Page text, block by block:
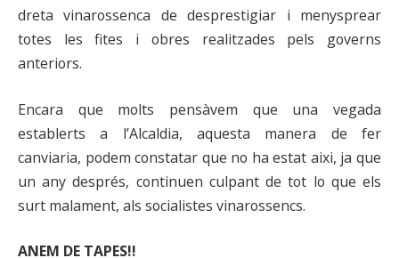
dreta vinarossenca de desprestigiar i menysprear
totes les fites i obres realitzades pels governs
anteriors.
Encara que molts pensàvem que una vegada
establerts a l’Alcaldia, aquesta manera de fer
canviaria, podem constatar que no ha estat aixi, ja que
un any després, continuen culpant de tot lo que els
surt malament, als socialistes vinarossencs.
ANEM DE TAPES!!